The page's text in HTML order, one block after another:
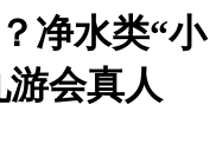
净水类“小
会真人